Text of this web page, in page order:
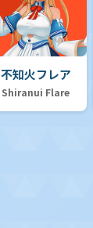
不知火フレア
Shiranui Flare